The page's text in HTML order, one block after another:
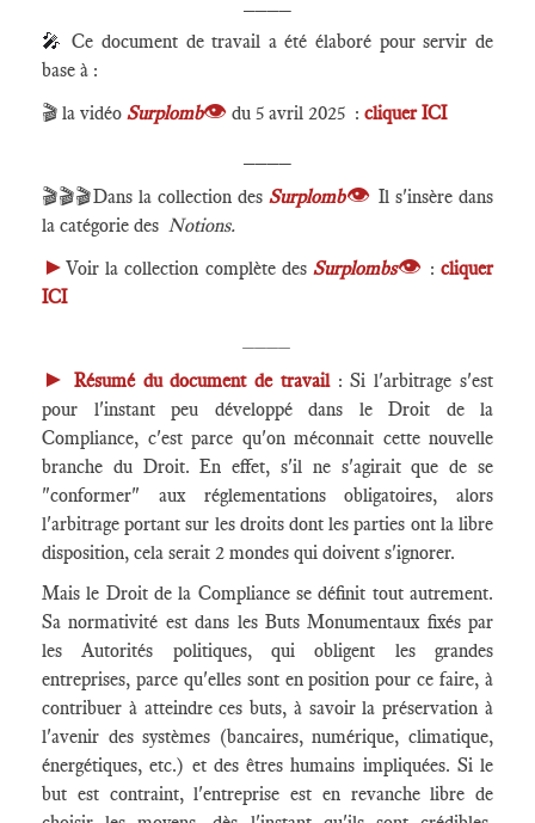
🎤Ce document de travail a été élaboré pour servir de
base à :
🎬 la vidéo Surplomb👁 du 5 avril 2025 : cliquer ICI
🎬🎬🎬Dans la collection desSurplomb👁 Il s'insère dans
la catégorie des Notions.
► Voir la collection complète des Surplombs👁 :cliquer
ICI
► Résumé du document de travail : Si l'arbitrage s'est
pour l'instant peu développé dans le Droit de la
Compliance, c'est parce qu'on méconnait cette nouvelle
branche du Droit. En effet, s'il ne s'agirait que de se
"conformer" aux réglementations obligatoires, alors
l'arbitrage portant sur les droits dont les parties ont la libre
disposition, cela serait 2 mondes qui doivent s'ignorer.
Mais le Droit de la Compliance se définit tout autrement.
Sa normativité est dans les Buts Monumentaux fixés par
les Autorités politiques, qui obligent les grandes
entreprises, parce qu'elles sont en position pour ce faire, à
contribuer à atteindre ces buts, à savoir la préservation à
l'avenir des systèmes (bancaires, numérique, climatique,
énergétiques, etc.) et des êtres humains impliquées. Si le
but est contraint, l'entreprise est en revanche libre de